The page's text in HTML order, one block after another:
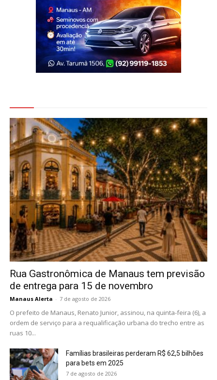
Rua Gastronômica de Manaus tem previsão
de entrega para 15 de novembro
Manaus Alerta - 7 de agosto de 2026
O prefeito de Manaus, Renato Junior, assinou, na quinta-feira (6), a
ordem de serviço para a requalificação urbana do trecho entre as
ruas 10...
Famílias brasileiras perderam R$ 62,5 bilhões
para bets em 2025
7 de agosto de 2026